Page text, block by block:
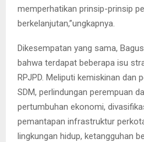
memperhatikan prinsip-prinsip
berkelanjutan,”ungkapnya.
Dikesempatan yang sama,
bahwa terdapat beberapa isu
RPJPD. Meliputi kemiskinan dan
SDM, perlindungan perempuan
pertumbuhan ekonomi,
pemantapan infrastruktur
lingkungan hidup, ketangguhan